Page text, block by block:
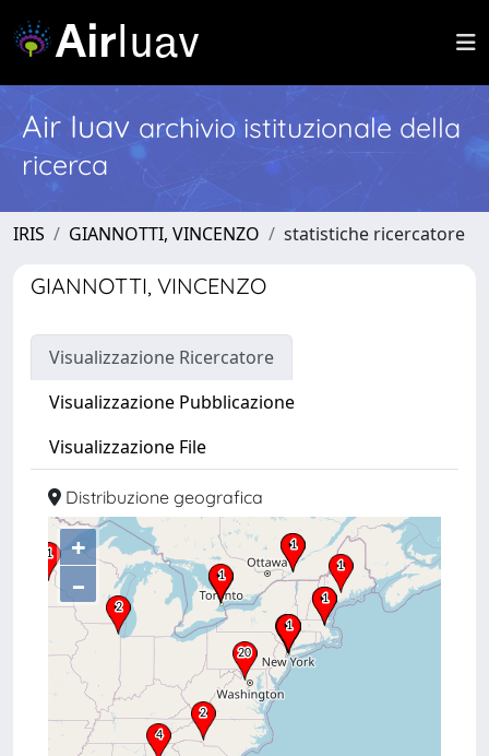
Air Iuav archivio istituzionale della
ricerca
IRIS GIANNOTTI, VINCENZO statistiche ricercatore
GIANNOTTI, VINCENZO
Visualizzazione Ricercatore
Visualizzazione Pubblicazione
Visualizzazione File
Distribuzione geografica
+
–